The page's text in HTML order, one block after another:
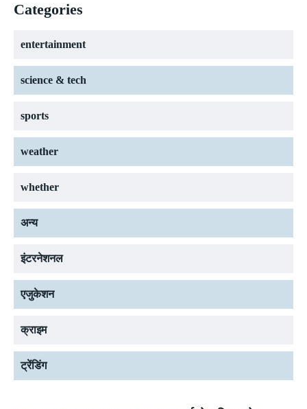
Categories
entertainment
science & tech
sports
weather
whether
अन्य
इंटरनेशनल
एजुकेशन
क्राइम
ट्रेंडिंग